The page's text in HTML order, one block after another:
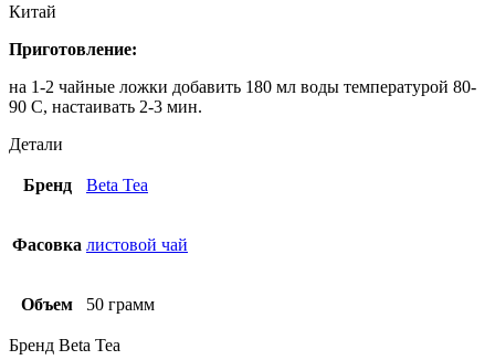
Китай
Приготовление:
на 1-2 чайные ложки добавить 180 мл воды температурой 80-
90 С, настаивать 2-3 мин.
Детали
Бренд Beta Tea
Фасовка листовой чай
Объем 50 грамм
Бренд Beta Tea